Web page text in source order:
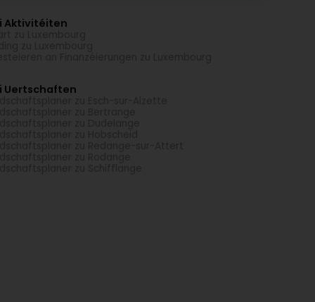
Aktivitéiten
Uertschaften